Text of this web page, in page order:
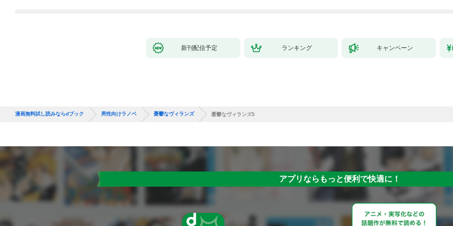
新刊配信予定 ランキング キャンペーン
漫画無料試し読みならdブック 男性向けラノベ 憂鬱なヴィランズ 憂鬱なヴィランズ5
アプリならもっと便利で快適に！